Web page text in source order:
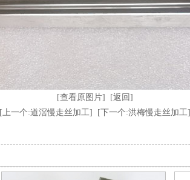
[查看原图片]
[返回]
[上一个:道滘慢走丝加工]
[下一个:洪梅慢走丝加工]